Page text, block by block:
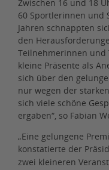
Zwischen 16 und 18
60 Sportlerinnen und
Jahren schnappten
den
Teilnehmerinnen und
kleine Präsente als
sich über den
nur wegen der
sich viele schöne
ergaben“, so Fabian
„Eine gelungene
konstatierte der
zwei kleineren